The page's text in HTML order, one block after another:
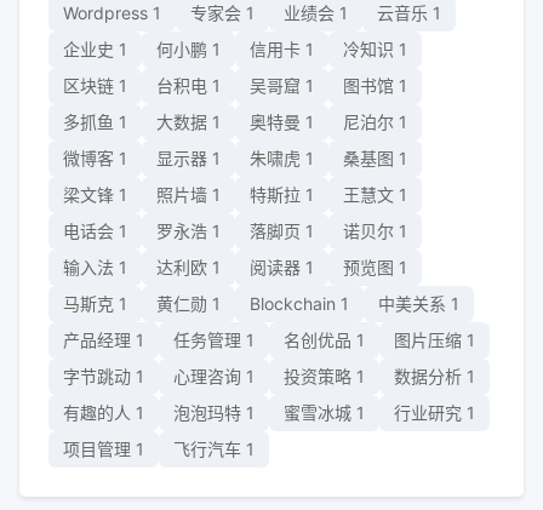
Wordpress 1 专家会 1 业绩会 1 云音乐 1
企业史 1 何小鹏 1 信用卡 1 冷知识 1
区块链 1 台积电 1 吴哥窟 1 图书馆 1
多抓鱼 1 大数据 1 奥特曼 1 尼泊尔 1
微博客 1 显示器 1 朱啸虎 1 桑基图 1
梁文锋 1 照片墙 1 特斯拉 1 王慧文 1
电话会 1 罗永浩 1 落脚页 1 诺贝尔 1
输入法 1 达利欧 1 阅读器 1 预览图 1
马斯克 1 黄仁勋 1 Blockchain 1 中美关系 1
产品经理 1 任务管理 1 名创优品 1 图片压缩 1
字节跳动 1 心理咨询 1 投资策略 1 数据分析 1
有趣的人 1 泡泡玛特 1 蜜雪冰城 1 行业研究 1
项目管理 1 飞行汽车 1